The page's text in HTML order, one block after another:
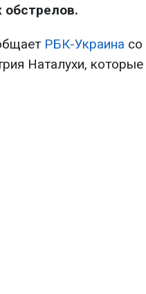
обстрелов.
РБК-Украина
Наталухи,